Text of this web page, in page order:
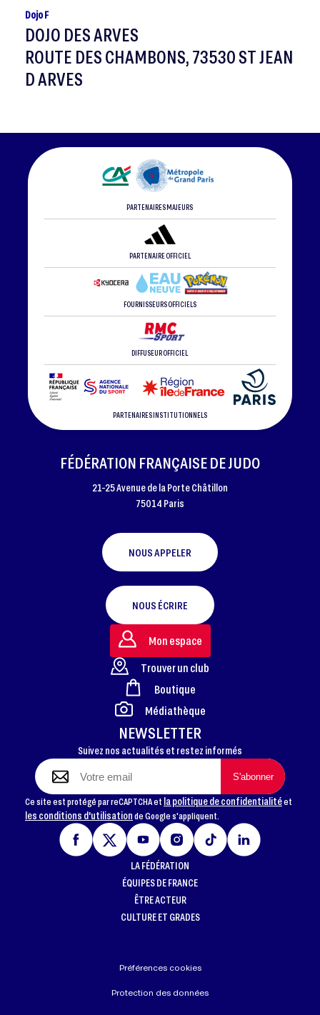
Dojo F
DOJO DES ARVES
ROUTE DES CHAMBONS, 73530 ST JEAN
D ARVES
PARTENAIRES MAJEURS
PARTENAIRE OFFICIEL
FOURNISSEURS OFFICIELS
DIFFUSEUR OFFICIEL
PARTENAIRES INSTITUTIONNELS
FOOTER
FÉDÉRATION FRANÇAISE DE JUDO
21-25 Avenue de la Porte Châtillon
75014 Paris
NOUS APPELER
NOUS ÉCRIRE
NEWSLETTER
Suivez nos actualités et restez informés
Ce site est protégé par reCAPTCHA et la politique de confidentialitéet
les conditions d'utilisationde Google s'appliquent.
Mon espace
Trouver un club
Boutique
Médiathèque
LA FÉDÉRATION
ÉQUIPES DE FRANCE
ÊTRE ACTEUR
CULTURE ET GRADES
Préférences cookies
Protection des données